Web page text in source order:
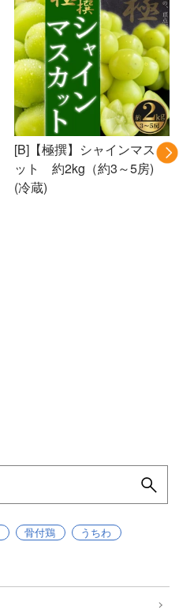
骨付鶏
うちわ
[B]【極撰】シャインマスカ
ット 約2kg（約3～5房)
(冷蔵)